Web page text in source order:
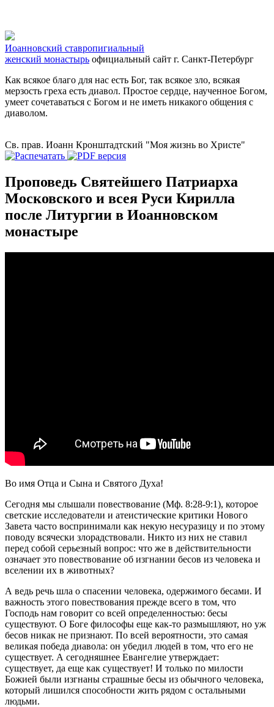
Иоанновский ставропигиальный
женский монастырь официальный сайт г. Санкт-Петербург
Как всякое благо для нас есть Бог, так всякое зло, всякая
мерзость греха есть диавол. Простое сердце, наученное Богом,
умеет сочетаваться с Богом и не иметь никакого общения с
диаволом.
Св. прав. Иоанн Кронштадтский "Моя жизнь во Христе"
Проповедь Святейшего Патриарха
Московского и всея Руси Кирилла
после Литургии в Иоанновском
монастыре
Во имя Отца и Сына и Святого Духа!
Сегодня мы слышали повествование (Мф. 8:28-9:1), которое
светские исследователи и атеистические критики Нового
Завета часто воспринимали как некую несуразицу и по этому
поводу всячески злорадствовали. Никто из них не ставил
перед собой серьезный вопрос: что же в действительности
означает это повествование об изгнании бесов из человека и
вселении их в животных?
А ведь речь шла о спасении человека, одержимого бесами. И
важность этого повествования прежде всего в том, что
Господь нам говорит со всей определенностью: бесы
существуют. О Боге философы еще как-то размышляют, но уж
бесов никак не признают. По всей вероятности, это самая
великая победа диавола: он убедил людей в том, что его не
существует. А сегодняшнее Евангелие утверждает:
существует, да еще как существует! И только по милости
Божией были изгнаны страшные бесы из обычного человека,
который лишился способности жить рядом с остальными
людьми.